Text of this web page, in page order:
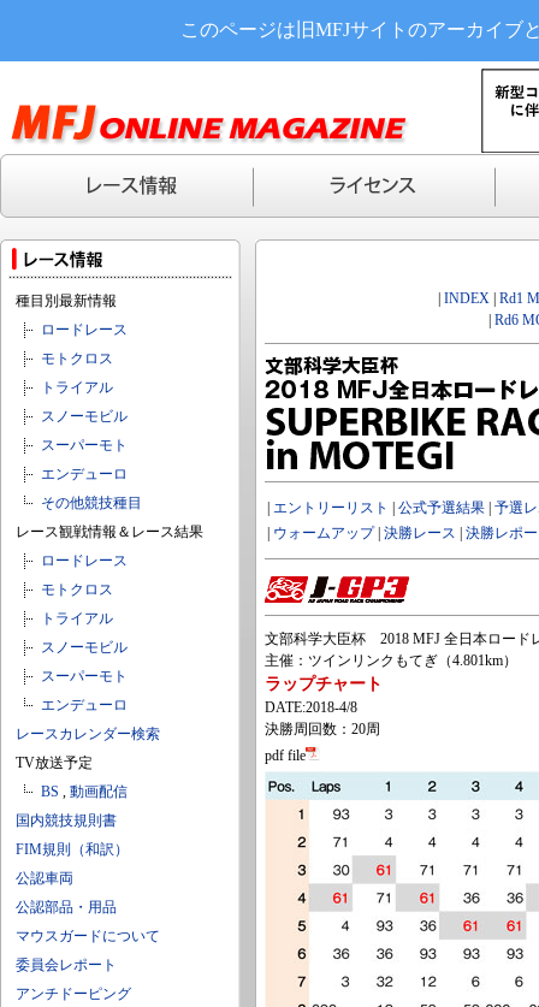
このページは旧MFJサイトのアーカイブ
種目別最新情報
ロードレース
モトクロス
トライアル
スノーモビル
スーパーモト
エンデューロ
その他競技種目
レース観戦情報＆レース結果
ロードレース
モトクロス
トライアル
スノーモビル
スーパーモト
エンデューロ
レースカレンダー検索
TV放送予定
BS , 動画配信
国内競技規則書
FIM規則（和訳）
公認車両
公認部品・用品
マウスガードについて
委員会レポート
アンチドーピング
INDEX| Rd1
Rd6
エントリーリスト 公式予選結果 予選
ウォームアップ| 決勝レース 決勝レポ
文部科学大臣杯 2018 MFJ 全日本ロード
主催：ツインリンクもてぎ（4.801km）
ラップチャート
DATE:2018-4/8
決勝周回数：20周
pdf file